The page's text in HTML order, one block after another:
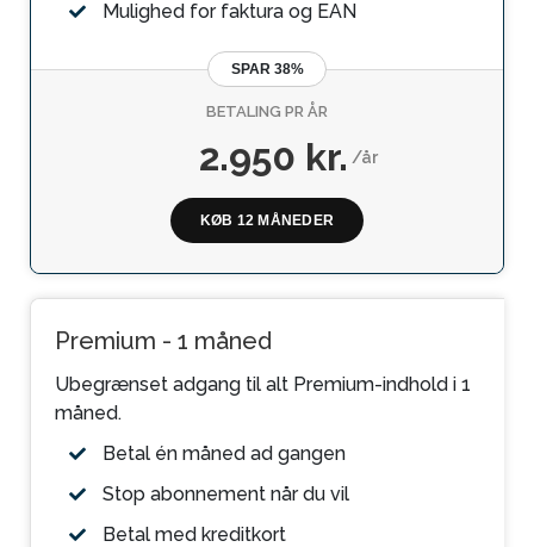
Premium - 1 måned
Ubegrænset adgang til alt Premium-indhold i 1
måned.
Betal én måned ad gangen
Stop abonnement når du vil
Betal med kreditkort
Mulighed for faktura og EAN
SPAR 38%
BETALING PR ÅR
2.950 kr./år
KØB 12 MÅNEDER